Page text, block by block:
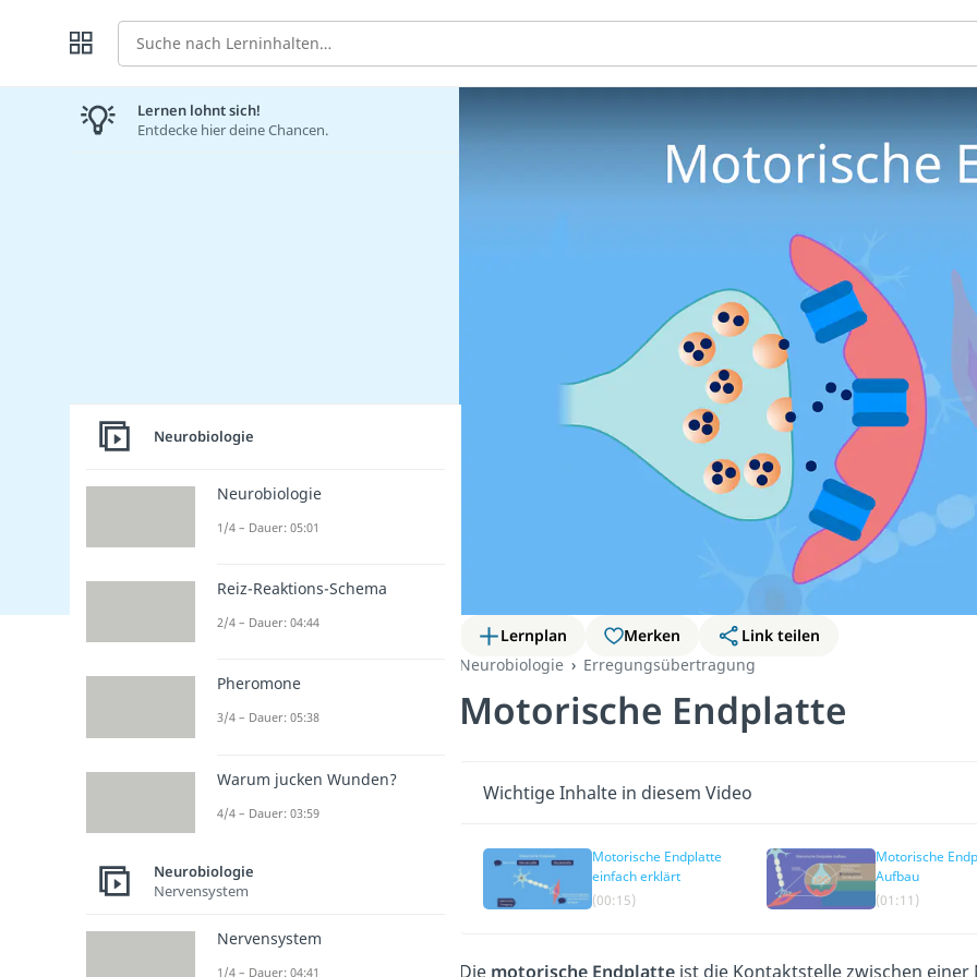
Suche
Lernplan Merken
Link teilen
Neurobiologie
Erregungsübertragung
Motorische Endplatte
Wichtige Inhalte in diesem Video
Motorische Endplatte
einfach erklärt
(00:15)
Motorische
Aufbau
(01:11)
Die motorische Endplatteist die Kontaktstelle zwischen einer
Lernen lohnt sich!
Entdecke hier deine Chancen.
Neurobiologie
Neurobiologie
1/4 – Dauer: 05:01
Reiz-Reaktions-Schema
2/4 – Dauer: 04:44
Pheromone
3/4 – Dauer: 05:38
Warum jucken Wunden?
4/4 – Dauer: 03:59
Neurobiologie
Nervensystem
Nervensystem
1/4 – Dauer: 04:41